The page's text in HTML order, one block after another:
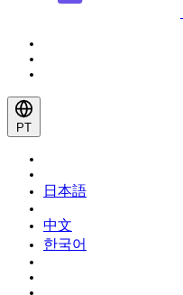
PT
日本語
中文
한국어